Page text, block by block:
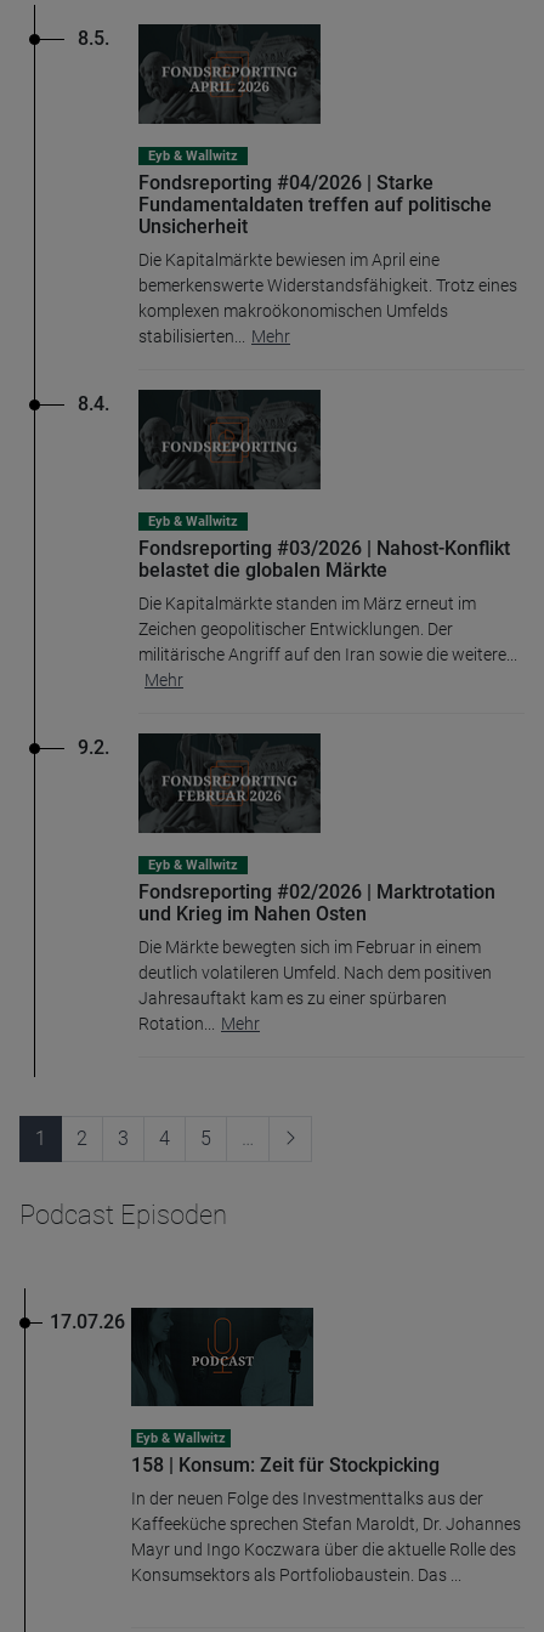
8.5.
Eyb & Wallwitz
Fondsreporting #04/2026 | Starke
Fundamentaldaten treffen auf politische
Unsicherheit
Die Kapitalmärkte bewiesen im April eine
bemerkenswerte Widerstandsfähigkeit. Trotz eines
komplexen makroökonomischen Umfelds
stabilisierten
Mehr
8.4.
Eyb & Wallwitz
Fondsreporting #03/2026 | Nahost-Konflikt
belastet die globalen Märkte
Die Kapitalmärkte standen im März erneut im
Zeichen geopolitischer Entwicklungen. Der
militärische Angriff auf den Iran sowie die weitere
Mehr
9.2.
Eyb & Wallwitz
Fondsreporting #02/2026 | Marktrotation
und Krieg im Nahen Osten
Die Märkte bewegten sich im Februar in einem
deutlich volatileren Umfeld. Nach dem positiven
Jahresauftakt kam es zu einer spürbaren
Rotation
Mehr
1 2 3 4 5
Podcast Episoden
17.07.26
Eyb & Wallwitz
158 | Konsum: Zeit für Stockpicking
In der neuen Folge des Investmenttalks aus der
Kaffeeküche sprechen Stefan Maroldt, Dr. Johannes
Mayr und Ingo Koczwara über die aktuelle Rolle des
Konsumsektors als Portfoliobaustein. Das ...